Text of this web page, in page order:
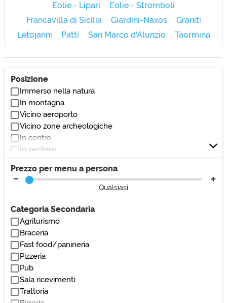
Eolie - Lipari
Eolie - Stromboli
Francavilla di Sicilia
Giardini-Naxos
Graniti
Letojanni
Patti San Marco d'Alunzio Taormina
Posizione
Immerso nella natura
In montagna
Vicino aeroporto
Vicino zone archeologiche
In centro
In periferia
Vicino al mare
Vicino autostrada
Vicino monumenti/zone di interesse
Vicino ospedali/cliniche
Vicino parchi/giardini
Vicino stadio
Vicino stazione
Vicino teatri/cinema
Vicino università
Prezzo per menu a persona
Qualsiasi
Categoria Secondaria
Agriturismo
Braceria
Fast food/panineria
Pizzeria
Pub
Sala ricevimenti
Trattoria